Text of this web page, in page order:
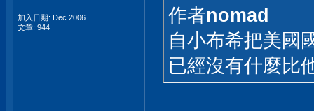
加入日期: Dec 2006
文章: 944
作者nomad
自小布希把美國
已經沒有什麼比